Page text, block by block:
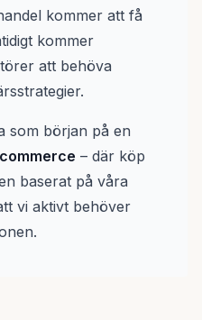
kommer att få
kommer
att behöva
som början på en
– där köp
baserat på våra
vi aktivt behöver